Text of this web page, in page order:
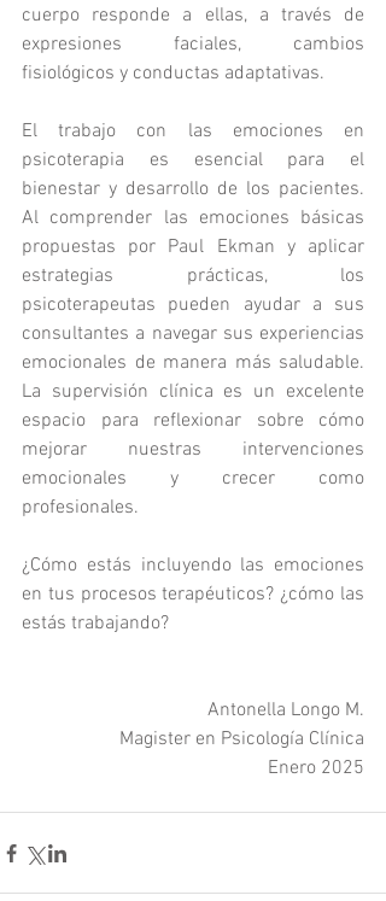
cuerpo responde a ellas, a través de
expresiones faciales, cambios
fisiológicos y conductas adaptativas.
El trabajo con las emociones en
psicoterapia es esencial para el
bienestar y desarrollo de los pacientes.
Al comprender las emociones básicas
propuestas por Paul Ekman y aplicar
estrategias prácticas, los
psicoterapeutas pueden ayudar a sus
consultantes a navegar sus experiencias
emocionales de manera más saludable.
La supervisión clínica es un excelente
espacio para reflexionar sobre cómo
mejorar nuestras intervenciones
emocionales y crecer como
profesionales.
¿Cómo estás incluyendo las emociones
en tus procesos terapéuticos? ¿cómo las
estás trabajando?
Antonella Longo M.
Magister en Psicología Clínica
Enero 2025